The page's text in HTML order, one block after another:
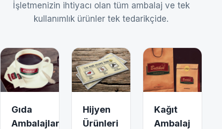
İşletmenizin ihtiyacı olan tüm ambalaj ve tek
kullanımlık ürünler tek tedarikçide.
Gıda
Ambalajları
Hijyen
Ürünleri
Kağıt
Ambalaj